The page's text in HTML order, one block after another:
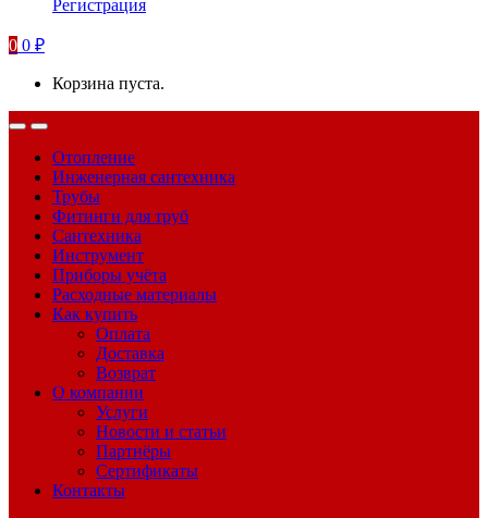
Регистрация
0 0 ₽
Корзина пуста.
Отопление
Инженерная сантехника
Трубы
Фитинги для труб
Сантехника
Инструмент
Приборы учёта
Расходные материалы
Как купить
Оплата
Доставка
Возврат
О компании
Услуги
Новости и статьи
Партнёры
Сертификаты
Контакты